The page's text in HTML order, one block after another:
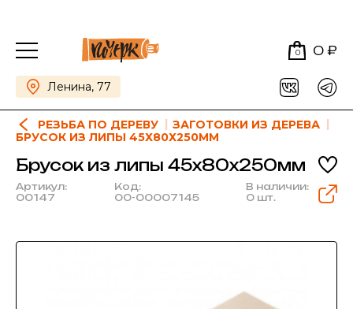
0 0 ₽
Ленина, 77
РЕЗЬБА ПО ДЕРЕВУ
ЗАГОТОВКИ ИЗ ДЕРЕВА
БРУСОК ИЗ ЛИПЫ 45Х80Х250ММ
Брусок из липы 45х80х250мм
Артикул:
00147
Код:
00-00007145
В наличии:
0 шт.